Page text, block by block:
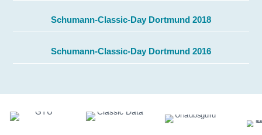
Schumann-Classic-Day Dortmund 2018
Schumann-Classic-Day Dortmund 2016